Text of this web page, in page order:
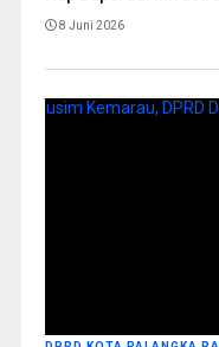
8 Juni 2026